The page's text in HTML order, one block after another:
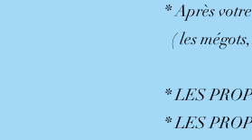
* Après
( les
* LES
* LES